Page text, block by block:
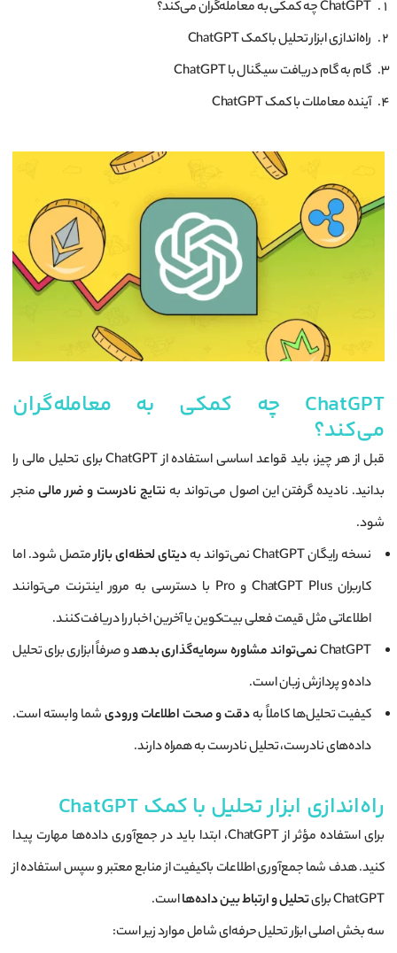
ChatGPT چه کمکی به معامله‌گران می‌کند؟
راه‌اندازی ابزار تحلیل با کمک ChatGPT
گام به گام دریافت سیگنال با ChatGPT
آینده معاملات با کمک ChatGPT
ChatGPT چه کمکی به معامله‌گران
می‌کند؟
قبل از هر چیز، باید قواعد اساسی استفاده از ChatGPT برای تحلیل مالی را
بدانید. نادیده گرفتن این اصول می‌تواند بهنتایج نادرست و ضرر مالیمنجر
شود.
نسخه رایگان ChatGPT نمی‌تواند به
دیتای لحظه‌ای بازارمتصل شود. اما
کاربران ChatGPT Plus و Pro با دسترسی به مرور اینترنت می‌توانند
اطلاعاتی مثل قیمت فعلی بیت‌کوین یا آخرین اخبار را دریافت کنند.
ChatGPTنمی‌تواند مشاوره سرمایه‌گذاری بدهدو صرفاً ابزاری برای تحلیل
داده و پردازش زبان است.
کیفیت تحلیل‌ها کاملاً بهدقت و صحت اطلاعات ورودیشما وابسته است.
داده‌های نادرست، تحلیل نادرست به همراه دارند.
راه‌اندازی ابزار تحلیل با کمک ChatGPT
برای استفاده مؤثر از ChatGPT، ابتدا باید در جمع‌آوری داده‌ها مهارت پیدا
کنید. هدف شما جمع‌آوری اطلاعات باکیفیت از منابع معتبر و سپس استفاده از
ChatGPT برای
تحلیل و ارتباط بین داده‌هااست.
سه بخش اصلی ابزار تحلیل حرفه‌ای شامل موارد زیر است: